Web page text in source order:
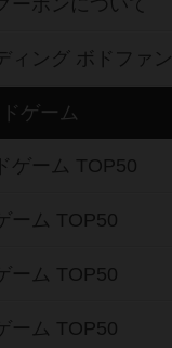
ィング ボドファン
ゲーム
ゲーム TOP50
ーム TOP50
ーム TOP50
ーム TOP50